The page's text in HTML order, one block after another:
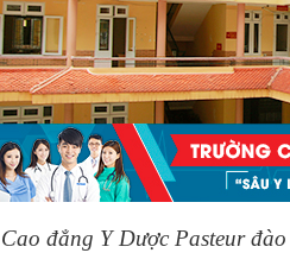
Cao đẳng Y Dược Pasteur